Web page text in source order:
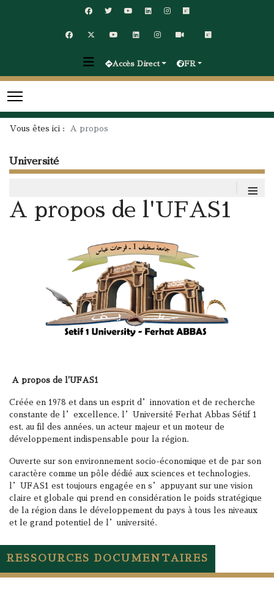
Accès Direct FR
Vous êtes ici : A propos
Université
≡
A propos de l'UFAS1
A propos de l'UFAS1
Créée en 1978 et dans un esprit d’innovation et de recherche
constante de l’excellence, l’Université Ferhat Abbas Sétif 1
est, au fil des années, un acteur majeur et un moteur de
développement indispensable pour la région.
Ouverte sur son environnement socio-économique et de par son
caractère comme un pôle dédié aux sciences et technologies,
l’UFAS1 est toujours engagée en s’appuyant sur une vision
claire et globale qui prend en considération le poids stratégique
de la région dans le développement du pays à tous les niveaux
et le grand potentiel de l’université.
RESSOURCES DOCUMENTAIRES